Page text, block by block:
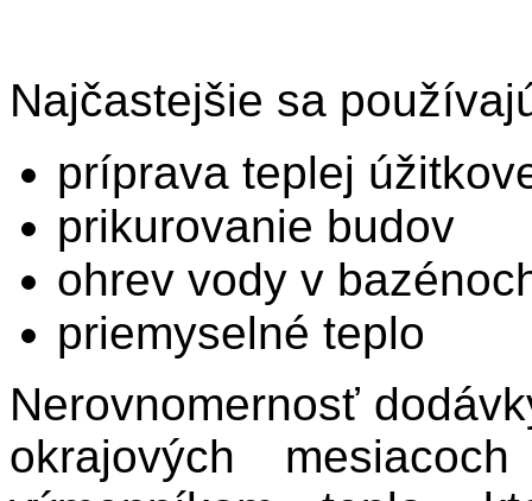
Najčastejšie sa
príprava teplej
prikurovanie budov
ohrev vody v
priemyselné teplo
Nerovnomernosť
okrajových